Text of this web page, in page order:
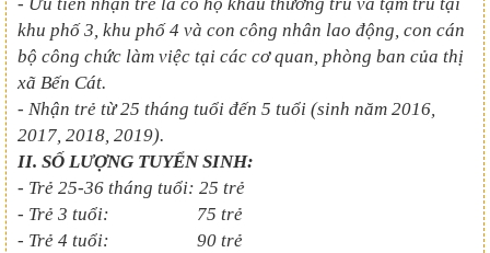
- Ưu tiên nhận trẻ là có hộ khẩu thường trú và tạm trú tại
khu phố 3, khu phố 4 và con công nhân lao động, con cán
bộ công chức làm việc tại các cơ quan, phòng ban của thị
xã Bến Cát.
- Nhận trẻ từ 25 tháng tuổi đến 5 tuổi (sinh năm 2016,
2017, 2018, 2019).
II. SỐ LƯỢNG TUYỂN SINH:
- Trẻ 25-36 tháng tuổi: 25 trẻ
- Trẻ 3 tuổi: 75 trẻ
- Trẻ 4 tuổi: 90 trẻ